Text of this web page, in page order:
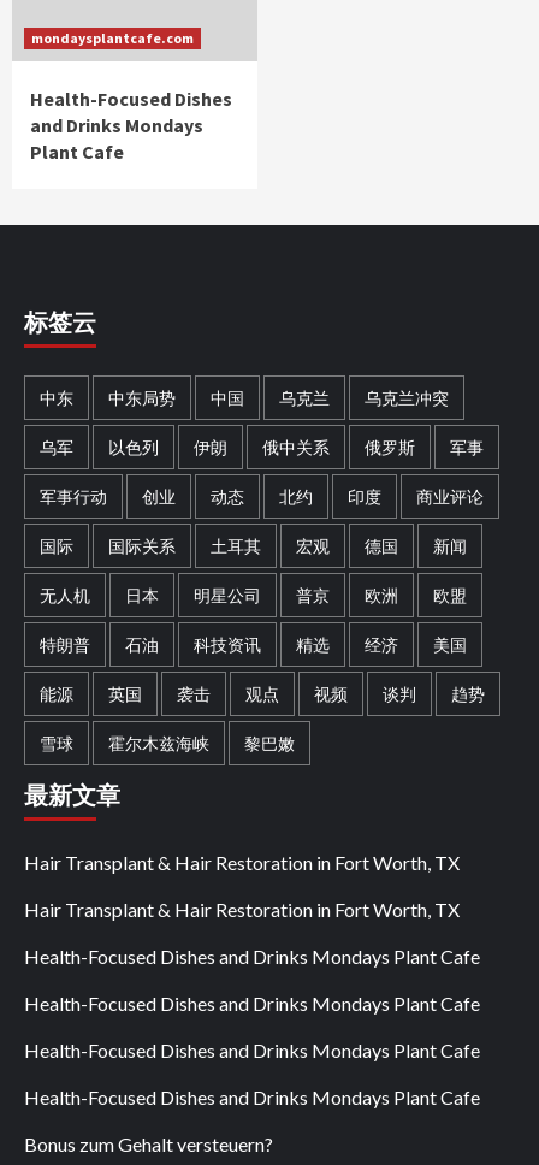
mondaysplantcafe.com
Health-Focused Dishes
and Drinks Mondays
Plant Cafe
标签云
中东 中东局势 中国 乌克兰 乌克兰冲突
乌军 以色列 伊朗 俄中关系 俄罗斯 军事
军事行动 创业 动态 北约 印度 商业评论
国际 国际关系 土耳其 宏观 德国 新闻
无人机 日本 明星公司 普京 欧洲 欧盟
特朗普 石油 科技资讯 精选 经济 美国
能源 英国 袭击 观点 视频 谈判 趋势
雪球 霍尔木兹海峡 黎巴嫩
最新文章
Hair Transplant & Hair Restoration in Fort Worth, TX
Hair Transplant & Hair Restoration in Fort Worth, TX
Health-Focused Dishes and Drinks Mondays Plant Cafe
Health-Focused Dishes and Drinks Mondays Plant Cafe
Health-Focused Dishes and Drinks Mondays Plant Cafe
Health-Focused Dishes and Drinks Mondays Plant Cafe
Bonus zum Gehalt versteuern?